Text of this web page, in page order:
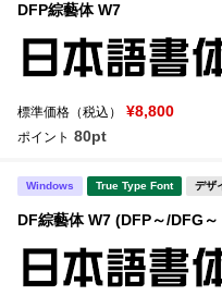
DFP綜藝体 W7
標準価格（税込） ¥8,800
ポイント 80pt
Windows True Type Font デザ
DF綜藝体 W7 (DFP～/DFG～